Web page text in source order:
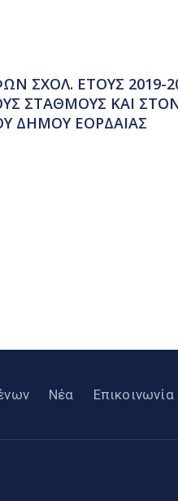
ΣΧΟΛ. ΕΤΟΥΣ 2019-
ΣΤΑΘΜΟΥΣ ΚΑΙ
ΔΗΜΟΥ ΕΟΡΔΑΙΑΣ
Νέα Επικοινωνία